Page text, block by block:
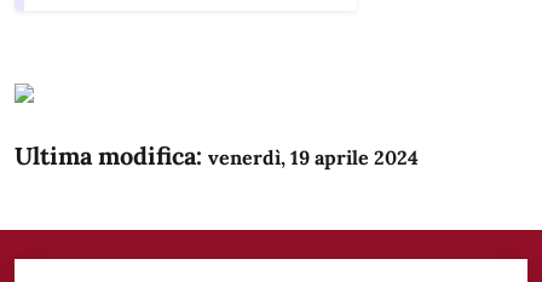
Ultima modifica: venerdì, 19 aprile 2024